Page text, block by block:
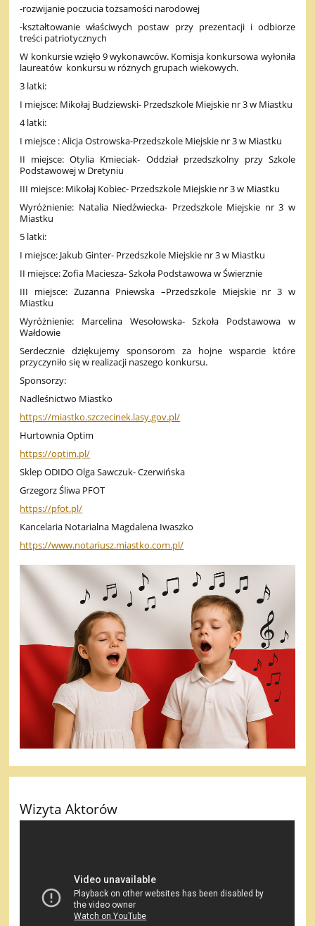
-rozwijanie poczucia tożsamości narodowej
-kształtowanie właściwych postaw przy prezentacji i odbiorze
treści patriotycznych
W konkursie wzięło 9 wykonawców. Komisja konkursowa wyłoniła
laureatów konkursu w różnych grupach wiekowych.
3 latki:
I miejsce: Mikołaj Budziewski- Przedszkole Miejskie nr 3 w Miastku
4 latki:
I miejsce : Alicja Ostrowska-Przedszkole Miejskie nr 3 w Miastku
II miejsce: Otylia Kmieciak- Oddział przedszkolny przy Szkole
Podstawowej w Dretyniu
III miejsce: Mikołaj Kobiec- Przedszkole Miejskie nr 3 w Miastku
Wyróżnienie: Natalia Niedźwiecka- Przedszkole Miejskie nr 3 w
Miastku
5 latki:
I miejsce: Jakub Ginter- Przedszkole Miejskie nr 3 w Miastku
II miejsce: Zofia Maciesza- Szkoła Podstawowa w Świerznie
III miejsce: Zuzanna Pniewska –Przedszkole Miejskie nr 3 w
Miastku
Wyróżnienie: Marcelina Wesołowska- Szkoła Podstawowa w
Wałdowie
Serdecznie dziękujemy sponsorom za hojne wsparcie które
przyczyniło się w realizacji naszego konkursu.
Sponsorzy:
Nadleśnictwo Miastko
https://miastko.szczecinek.lasy.gov.pl/
Hurtownia Optim
https://optim.pl/
Sklep ODIDO Olga Sawczuk- Czerwińska
Grzegorz Śliwa PFOT
https://pfot.pl/
Kancelaria Notarialna Magdalena Iwaszko
https://www.notariusz.miastko.com.pl/
Wizyta Aktorów